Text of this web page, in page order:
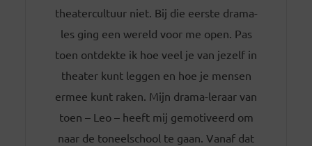
theatercultuur niet. Bij die eerste drama-
les ging een wereld voor me open. Pas
toen ontdekte ik hoe veel je van jezelf in
theater kunt leggen en hoe je mensen
ermee kunt raken. Mijn drama-leraar van
toen – Leo – heeft mij gemotiveerd om
naar de toneelschool te gaan. Vanaf dat